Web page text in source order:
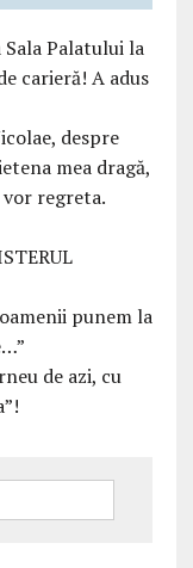
Palatului la
carieră! A adus
despre
mea dragă,
regreta.
punem la
de azi, cu